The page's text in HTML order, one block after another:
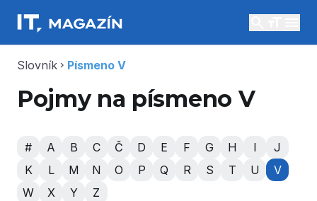
Slovník chevron_right Písmeno V
Pojmy na písmeno V
# A B C Č D E F G H I
J
K
L M N O P Q R S T U
V
W
X Y Z